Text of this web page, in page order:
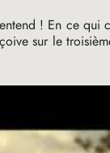
! En ce qui
sur le